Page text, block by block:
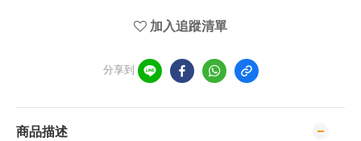
加入追蹤清單
分享到
商品描述